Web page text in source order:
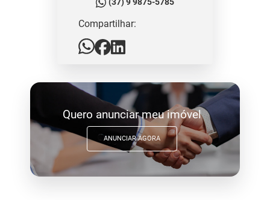
Compartilhar:
Quero anunciar meu imóvel
ANUNCIAR AGORA